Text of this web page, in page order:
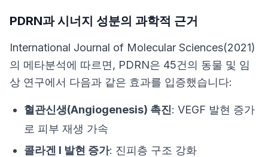
PDRN과 시너지 성분의 과학적 근거
International Journal of Molecular Sciences(2021)
의 메타분석에 따르면, PDRN은 45건의 동물 및 임
상 연구에서 다음과 같은 효과를 입증했습니다:
혈관신생(Angiogenesis) 촉진: VEGF 발현 증가
로 피부 재생 가속
콜라겐 I 발현 증가: 진피층 구조 강화